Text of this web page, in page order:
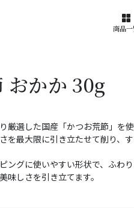
商品
おかか 30g
厳選した国産「かつお荒節」を
を最大限に引き立たせて削り、
ングに使いやすい形状で、ふわ
味しさを引き立てます。